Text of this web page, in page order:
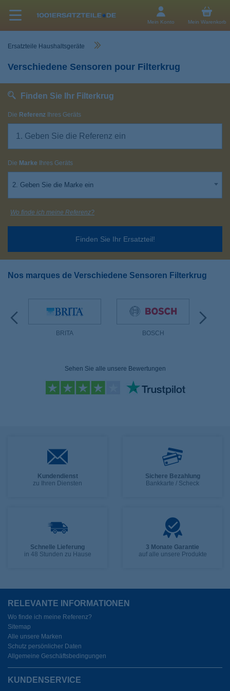
Mein Konto Mein Warenkorb
Ersatzteile Haushaltsgeräte
Verschiedene Sensoren pour Filterkrug
Finden Sie Ihr Filterkrug
Die Referenz Ihres Geräts
Die Marke Ihres Geräts
2. Geben Sie die Marke ein
Finden Sie Ihr Ersatzteil!
Wo finde ich meine Referenz?
Nos marques de Verschiedene Sensoren Filterkrug
BRITA BOSCH
Sehen Sie alle unsere Bewertungen
Kundendienst
zu Ihren Diensten
Sichere Bezahlung
Bankkarte / Scheck
Schnelle Lieferung
in 48 Stunden zu Hause
3 Monate Garantie
auf alle unsere Produkte
RELEVANTE INFORMATIONEN
Wo finde ich meine Referenz?
Sitemap
Alle unsere Marken
Schutz persönlicher Daten
Allgemeine Geschäftsbedingungen
KUNDENSERVICE